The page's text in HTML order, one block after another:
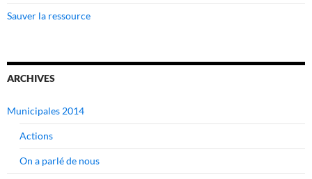
Sauver la ressource
ARCHIVES
Municipales 2014
Actions
On a parlé de nous